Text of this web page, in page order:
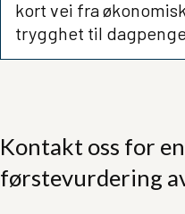
kort vei fra økonomisk
trygghet til
Kontakt oss for
førstevurdering